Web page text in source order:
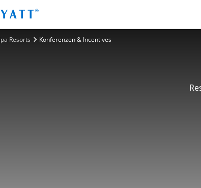
Resorts Konferenzen & Incentives